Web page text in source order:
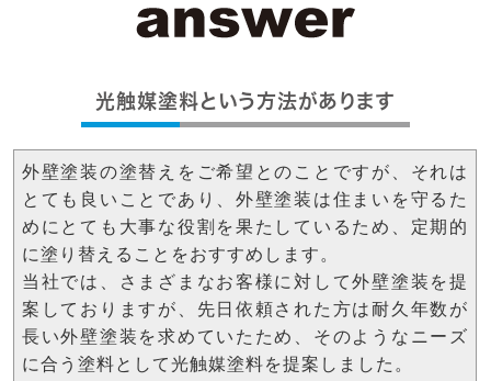
光触媒塗料という方法があります
外壁塗装の塗替えをご希望とのことですが、それは
とても良いことであり、外壁塗装は住まいを守るた
めにとても大事な役割を果たしているため、定期的
に塗り替えることをおすすめします。
当社では、さまざまなお客様に対して外壁塗装を提
案しておりますが、先日依頼された方は耐久年数が
長い外壁塗装を求めていたため、そのようなニーズ
に合う塗料として光触媒塗料を提案しました。